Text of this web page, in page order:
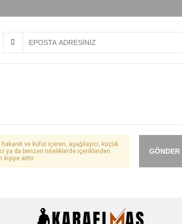
GÖNDER
ve küfür içeren, aşağılayıcı, küçük
ya da benzeri niteliklerde içeriklerden
kişiye aittir.